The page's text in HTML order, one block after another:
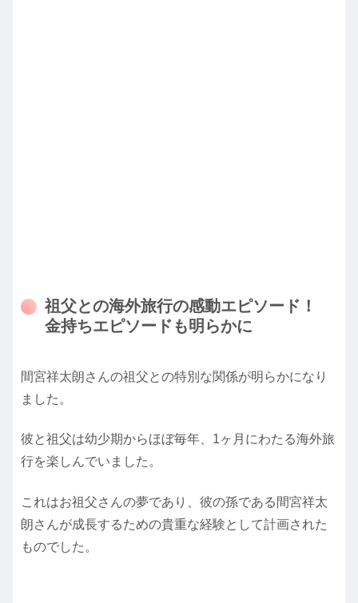
祖父との海外旅行の感動エピソード！
金持ちエピソードも明らかに
間宮祥太朗さんの祖父との特別な関係が明らかになり
ました。
彼と祖父は幼少期からほぼ毎年、1ヶ月にわたる海外旅
行を楽しんでいました。
これはお祖父さんの夢であり、彼の孫である間宮祥太
朗さんが成長するための貴重な経験として計画された
ものでした。